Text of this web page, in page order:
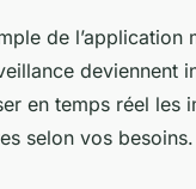
de
deviennent
en temps réel les
selon vos